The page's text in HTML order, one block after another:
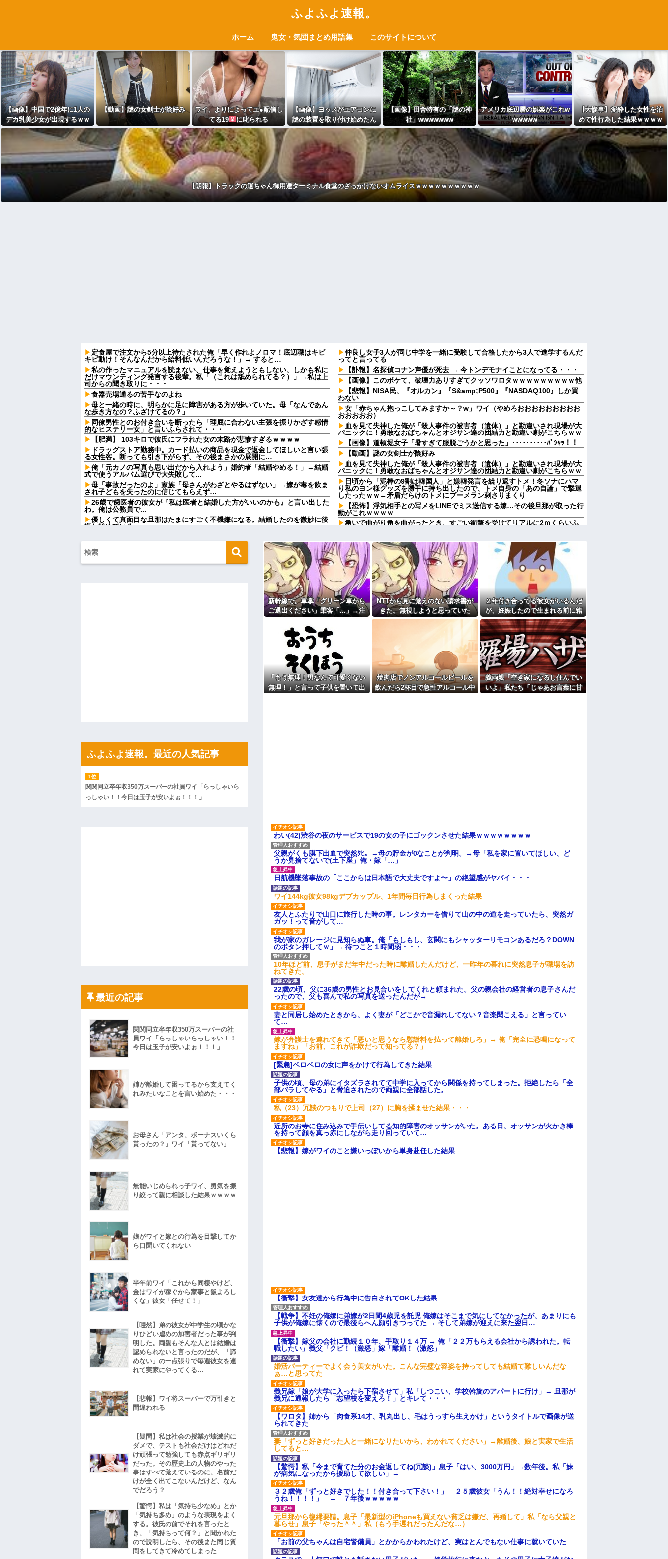
ふよふよ速報。
ホーム 鬼女・気団まとめ用語集 このサイトについて
【画像】中国で2億年に1人の
デカ乳美少女が出現するｗｗ
ｗwｗｗｗｗｗｗｗｗ
【動画】謎の女剣士が陰好み
ワイ、よりによってエ●配信し
てる19
に叱られる
【画像】ヨッメがエアコンに
謎の装置を取り付け始めたん
やが
【画像】田舎特有の「謎の神
社」wwwwwww
アメリカ底辺層の娯楽がこれw
wwwww
【大惨事】泥酔した女性を泊
めて性行為した結果ｗｗｗｗ
ｗｗｗｗｗｗｗｗｗｗｗｗｗ
ｗｗｗ
【朗報】トラックの運ちゃん御用達ターミナル食堂のざっかけないオムライスｗｗｗｗｗｗｗｗｗｗ
定食屋で注文から5分以上待たされた俺「早く作れよノロマ！底辺職はキビ
キビ動け！そんなんだから給料低いんだろうな！」→ すると…
私の作ったマニュアルを読まない、仕事を覚えようともしない、しかも私に
だけマウンティング発言する後輩。私「（これは舐められてる？）」→私は上
司からの聞き取りに・・・
食器売場通るの苦手なのよね
母と一緒の時に、明らかに足に障害がある方が歩いていた。母「なんであん
な歩き方なの？ふざけてるの？」
同僚男性とのお付き合いを断ったら「理屈に合わない主張を振りかざす感情
的なヒステリー女」と言いふらされて・・・
【肥満】 103キロで彼氏にフラれた女の末路が悲惨すぎるｗｗｗｗ
ドラッグストア勤務中。カード払いの商品を現金で返金してほしいと言い張
る女性客。断っても引き下がらず、その後まさかの展開に…
俺「元カノの写真も思い出だから入れよう」婚約者「結婚やめる！」→結婚
式で使うアルバム選びで大失敗して...
母「事故だったのよ」家族「母さんがわざとやるはずない」→嫁が毒を飲ま
され子どもを失ったのに信じてもらえず…
26歳で歯医者の彼女が『私は医者と結婚した方がいいのかも』と言い出した
わ。俺は公務員で...
優しくて真面目な旦那はたまにすごく不機嫌になる。結婚したのを微妙に後
悔し始めている
→引っ越した途端、予想外の出来事が待っていて…
【画像】アイドルのオフ会の光景、レベチw w w w w w w w w w w
【画像】宇垣美里「学生時代は全然モテなかったです」←これほんまかぁ？
【速報】ワイ、嫁とのセッ■スが終了したけど質問ある？
【緊急】お笑いジャングルポケット斉藤慎二被告に懲役7年の求刑←これ…
【速報】れいわ新選組さん「いのちの党」に改名ｗｗｗｗｗｗｗｗ
新幹線で。車掌「グリーン車からご退出ください」乗客「…」→注意されて
ハードオフに売っていた4万4000円のフィギュアがヤバすぎるｗｗｗｗｗｗ
私「ちょっと、人の家の金庫触らないでよ！」キチママ『そこに金庫があっ
たから、開けてみようとしただけ☆』義兄「泥は出てけ！二度と来るな！」結
私「初めて飲む味だけどなんのお茶？」彼「ちっ！」私「」
後続車にクラクションを鳴らされ彼氏が逆切れ。「何クラクション鳴らして
百年の恋12-899 食べた量を張り合ってくる
【悲報】佐藤輝明・・・２軍でも盛大にやらかす←あまり悲しませないでく
れ
仲良し女子3人が同じ中学を一緒に受験して合格したから3人で進学するんだ
ってと言ってる
【訃報】名探偵コナン声優が死去 → 今トンデモナイことになってる・・・
【画像】このボケて、破壊力ありすぎてクッソワロタｗｗｗｗｗｗｗｗｗ他
【悲報】NISA民、『オルカン』『S&amp;P500』『NASDAQ100』しか買
わない
女「赤ちゃん抱っこしてみますか～？w」ワイ（やめろおおおおおおおおお
おおおおお）
血を見て失神した俺が「殺人事件の被害者（遺体）」と勘違いされ現場が大
パニックに！勇敢なおばちゃんとオジサン達の団結力と勘違い劇がこちらｗｗ
【画像】道頓堀女子「暑すぎて服脱ごうかと思った」･･････････ﾊﾟｼｬｯ！！
【動画】謎の女剣士が陰好み
血を見て失神した俺が「殺人事件の被害者（遺体）」と勘違いされ現場が大
パニックに！勇敢なおばちゃんとオジサン達の団結力と勘違い劇がこちらｗｗ
日頃から「泥棒の9割は韓国人」と嫌韓発言を繰り返すトメ！冬ソナにハマ
り私のヨン様グッズを勝手に持ち出したので、トメ自身の「あの自論」で撃退
したったｗｗ←矛盾だらけのトメにブーメラン刺さりまくり
【恐怖】浮気相手との写メをLINEでミス送信する嫁…その後旦那が取った行
動がこれｗｗｗｗ
急いで曲がり角を曲がったとき、すごい衝撃を受けてリアルに2ｍくらいふ
清掃、草取りとかが仕事ｗ
【画像】このボケて、破壊力ありすぎてクッソワロタｗｗｗｗｗｗｗｗｗ
コトメの結婚式で、知らない間にお祝いの歌を弾き語りする事になってた
旦那の同僚女が旦那の元カノ。なのにしょっちゅうペアで仕事してて遅くま
で残業したり二人で出張に行ったり。なんで「今度の出張は一人で行く」って
嘘つくのかな
休んだ翌日、先輩パートに申し送りあるかと確認したらいきなりキレられ
た。このパートの性格悪くないか？
【速報】専門家「イオンモール熊本の爆心地に”こんなもの”があったんだけ
24歳の嫁に性的な魅力を感じなくなったので離婚したい件
主な税金の成り立ちを調べてみたよ
新幹線で。車掌「グリーン車から
ご退出ください」乗客「…」→注
たら、その直後まさかの展開に…
NTTから見に覚えのない請求書が
きた。無視しようと思っていた
ら、とんでもない事実が判明し
２年付き合ってる彼女がいるんだ
が、妊娠したので生まれる前に籍
を入れたいと言われた。俺は種が
ほぼ無いはずなのに...
「もう無理！男なんて可愛くない
無理！」と言って子供を置いて出
焼肉店でノンアルコールビールを
飲んだら2杯目で急性アルコール中
義両親「空き家になるし住んでい
いよ」私たち「じゃあお言葉に甘
わい(42)渋谷の夜のサービスで19の女の子にゴックンさせた結果ｗｗｗｗｗｗｗｗ
父親がくも膜下出血で突然ﾀﾋ。→母の貯金が0なことが判明。→母「私を家に置いてほしい、ど
うか見捨てないで(土下座」俺・嫁「…」
日航機墜落事故の「ここからは日本語で大丈夫ですよ〜」の絶望感がヤバイ・・・
ワイ144kg彼女98kgデブカップル、1年間毎日行為しまくった結果
友人とふたりで山口に旅行した時の事。レンタカーを借りて山の中の道を走っていたら、突然ガ
ガッ！って音がして…
我が家のガレージに見知らぬ車。俺「もしもし、玄関にもシャッターリモコンあるだろ？DOWN
のボタン押してｗ」→ 待つこと１時間弱・・・
10年ほど前、息子がまだ年中だった時に離婚したんだけど、一昨年の暮れに突然息子が職場を訪
ねてきた。
22歳の頃、父に36歳の男性とお見合いをしてくれと頼まれた。父の親会社の経営者の息子さんだ
ったので、父も喜んで私の写真を送ったんだが→
妻と同居し始めたときから、よく妻が「どこかで音漏れしてない？音楽聞こえる」と言ってい
て…
嫁が弁護士を連れてきて「悪いと思うなら慰謝料を払って離婚しろ」→ 俺「完全に恐喝になって
ますね」「お前、これが詐欺だって知ってる？」
[緊急]ベロベロの女に声をかけて行為してきた結果
子供の頃、母の弟にイタズラされてて中学に入ってから関係を持ってしまった。拒絶したら「全
部バラしてやる」と脅迫されたので両親に全部話した。
私（23）冗談のつもりで上司（27）に胸を揉ませた結果・・・
近所のお寺に住み込みで手伝いしてる知的障害のオッサンがいた。ある日、オッサンが火かき棒
を持って顔を真っ赤にしながら走り回っていて…
【悲報】嫁がワイのこと嫌いっぽいから単身赴任した結果
【衝撃】女友達から行為中に告白されてOKした結果
【戦争】不妊の俺嫁に弟嫁が2日間4歳児を託児 俺嫁はそこまで気にしてなかったが、あまりにも
子供が俺嫁に懐くので最後らへん顔引きつってた → そして弟嫁が迎えに来た翌日…
【衝撃】嫁父の会社に勤続１０年、手取り１４万 → 俺「２２万もらえる会社から誘われた。転
職したい」義父「クビ！（激怒」嫁「離婚！（激怒」
婚活パーティーでよく会う美女がいた。こんな完璧な容姿を持ってしても結婚て難しいんだな
ぁ…と思ってた
義兄嫁「娘が大学に入ったら下宿させて」私「しつこい、学校斡旋のアパートに行け」→ 旦那が
義兄に通報したら「志望校を変えろ！」とキレて・・・
【ワロタ】姉から「肉食系14才、乳丸出し、毛はうっすら生えかけ」というタイトルで画像が送
られてきた
妻「ずっと好きだった人と一緒になりたいから、わかれてください」→離婚後、娘と実家で生活
してると…
【驚愕】私「今まで育てた分のお金返してね(冗談)」息子「はい、3000万円」→数年後。私「妹
が病気になったから援助して欲しい」→
３２歳俺「ずっと好きでした！！付き合って下さい！」 ２５歳彼女「うん！！絶対幸せになろ
うね！！！！」 → ７年後ｗｗｗｗｗ
元旦那から復縁要請。息子「最新型のiPhoneも買えない貧乏は嫌だ、再婚して」私「なら父親と
暮らせ」息子「やった＾＾」私（もう手遅れだったんだな…）
「お前の父ちゃんは自宅警備員」とかからかわれたけど、実はとんでもない仕事に就いていた
ふよふよ速報。最近の人気記事
関関同立卒年収350万スーパーの社員ワイ「らっしゃいら
っしゃい！！今日は玉子が安いよぉ！！！」
最近の記事
関関同立卒年収350万スーパーの社
員ワイ「らっしゃいらっしゃい！！
今日は玉子が安いよぉ！！！」
姉が離婚して困ってるから支えてく
れみたいなことを言い始めた・・・
お母さん「アンタ、ボーナスいくら
貰ったの？」ワイ「貰ってない」
無能いじめられっ子ワイ、勇気を振
り絞って親に相談した結果ｗｗｗｗ
娘がワイと嫁との行為を目撃してか
ら口聞いてくれない
半年前ワイ「これから同棲やけど、
金はワイが稼ぐから家事と飯よろし
くな」彼女「任せて！」
【唖然】弟の彼女が中学生の頃かな
りひどい虐めの加害者だった事が判
明した。両親もそんな人とは結婚は
認められないと言ったのだが、「諦
めない」の一点張りで毎週彼女を連
れて実家にやってくる…
【悲報】ワイ将スーパーで万引きと
間違われる
【疑問】私は社会の授業が壊滅的に
ダメで、テストも社会だけはどれだ
け頑張って勉強しても赤点ギリギリ
だった。その歴史上の人物のやった
事はすべて覚えているのに、名前だ
けが全く出てこないんだけど、なん
でだろう？
【驚愕】私は「気持ち少なめ」とか
「気持ち多め」のような表現をよく
する。彼氏の前でそれを言ったと
き、「気持ちって何？」と聞かれた
ので説明したら、その後また同じ質
問をしてきて冷めてしまった